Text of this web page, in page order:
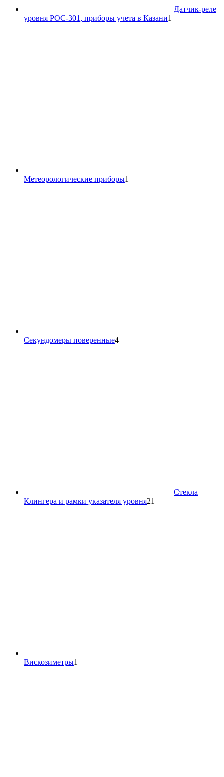
Датчик-реле
уровня РОС-301, приборы учета в Казани1
Метеорологические приборы1
Секундомеры поверенные44
Стекла
Клингера и рамки указателя уровня21
Вискозиметры1